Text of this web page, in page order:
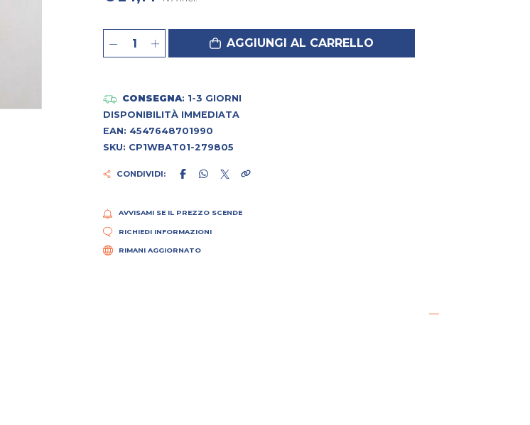
AGGIUNGI AL CARRELLO
CONSEGNA: 1-3 GIORNI
DISPONIBILITÀ IMMEDIATA
EAN: 4547648701990
SKU: CP1WBAT01-279805
CONDIVIDI:
AVVISAMI SE IL PREZZO SCENDE
RICHIEDI INFORMAZIONI
RIMANI AGGIORNATO